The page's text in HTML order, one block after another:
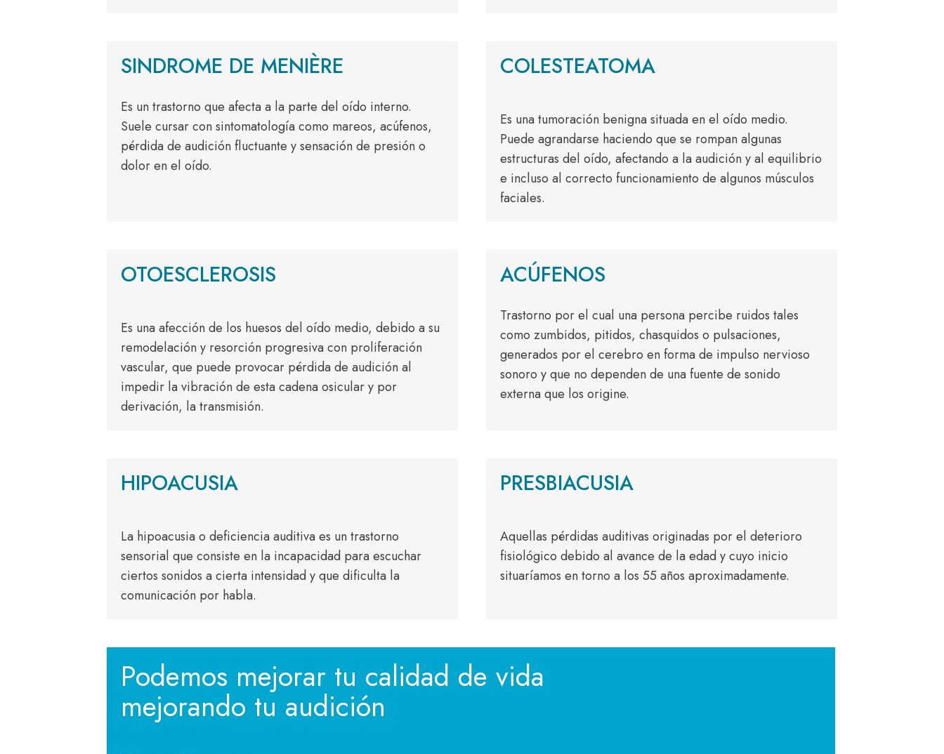
SINDROME DE MENIÈRE
Es un trastorno que afecta a la parte del oído interno.
Suele cursar con sintomatología como mareos, acúfenos,
pérdida de audición fluctuante y sensación de presión o
dolor en el oído.
COLESTEATOMA
Es una tumoración benigna situada en el oído medio.
Puede agrandarse haciendo que se rompan algunas
estructuras del oído, afectando a la audición y al equilibrio
e incluso al correcto funcionamiento de algunos músculos
faciales.
OTOESCLEROSIS
Es una afección de los huesos del oído medio, debido a su
remodelación y resorción progresiva con proliferación
vascular, que puede provocar pérdida de audición al
impedir la vibración de esta cadena osicular y por
derivación, la transmisión.
ACÚFENOS
Trastorno por el cual una persona percibe ruidos tales
como zumbidos, pitidos, chasquidos o pulsaciones,
generados por el cerebro en forma de impulso nervioso
sonoro y que no dependen de una fuente de sonido
externa que los origine.
HIPOACUSIA
La hipoacusia o deficiencia auditiva es un trastorno
sensorial que consiste en la incapacidad para escuchar
ciertos sonidos a cierta intensidad y que dificulta la
comunicación por habla.
PRESBIACUSIA
Aquellas pérdidas auditivas originadas por el deterioro
fisiológico debido al avance de la edad y cuyo inicio
situaríamos en torno a los 55 años aproximadamente.
Podemos mejorar tu calidad de vida
mejorando tu audición